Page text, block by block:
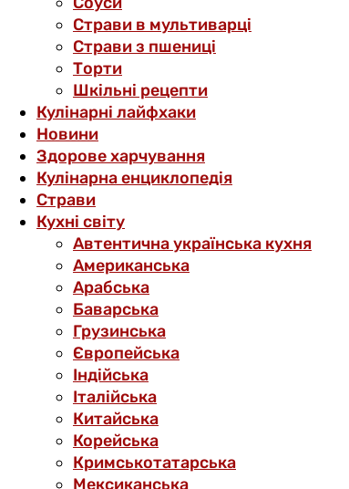
Страви в мультиварці
Страви з пшениці
Торти
Шкільні рецепти
Кулінарні лайфхаки
Новини
Здорове харчування
Кулінарна енциклопедія
Страви
Кухні світу
Автентична українська кухня
Американська
Арабська
Баварська
Грузинська
Європейська
Індійська
Італійська
Китайська
Корейська
Кримськотатарська
Мексиканська